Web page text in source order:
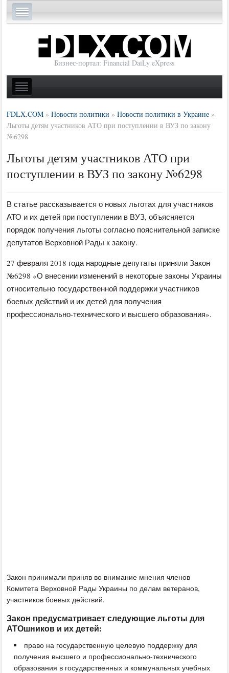
Бизнес-портал: Financial DaiLy eXpress
FDLX.COM »Новости политики »Новости политики в Украине »
Льготы детям участников АТО при поступлении в ВУЗ по закону
№6298
Льготы детям участников АТО при
поступлении в ВУЗ по закону №6298
В статье рассказывается о новых льготах для участников
АТО и их детей при поступлении в ВУЗ, объясняется
порядок получения льготы согласно пояснительной записке
депутатов Верховной Рады к закону.
27 февраля 2018 года народные депутаты приняли Закон
№6298 «О внесении изменений в некоторые законы Украины
относительно государственной поддержки участников
боевых действий и их детей для получения
профессионально-технического и высшего образования».
Закон принимали приняв во внимание мнения членов
Комитета Верховной Рады Украины по делам ветеранов,
участников боевых действий.
Закон предусматривает следующие льготы для
АТОшников и их детей:
право на государственную целевую поддержку для
получения высшего и профессионально-технического
образования в государственных и коммунальных учебных